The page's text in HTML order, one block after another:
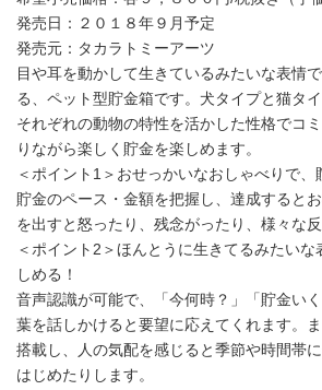
発売日：２０１８年９月予定
発売元：タカラトミーアーツ
目や耳を動かして生きているみたいな表情
る、ペット型貯金箱です。犬タイプと猫タ
それぞれの動物の特性を活かした性格でコ
りながら楽しく貯金を楽しめます。
＜ポイント1＞おせっかいなおしゃべりで、
貯金のペース・金額を把握し、達成すると
を出すと怒ったり、残念がったり、様々な反
＜ポイント2＞ほんとうに生きてるみたいな
しめる！
音声認識が可能で、「今何時？」「貯金い
葉を話しかけると要望に応えてくれます。
搭載し、人の気配を感じると季節や時間帯
はじめたりします。